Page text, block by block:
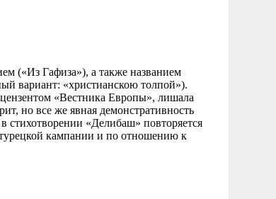
(«Из Гафиза»), а также названием
вариант: «христианскою толпой»).
«Вестника Европы», лишала
но все же явная демонстративность
стихотворении «Делибаш» повторяется
кампании и по отношению к